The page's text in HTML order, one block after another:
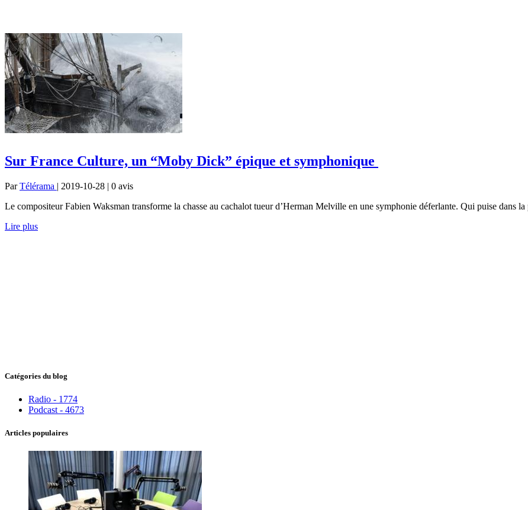
Sur France Culture, un “Moby Dick” épique et symphonique
ParTélérama | 2019-10-28 | 0 avis
Le compositeur Fabien Waksman transforme la chasse au cachalot tueur d’Herman Melville en une symphonie déferlante. Qui puise dans
Lire plus
Catégories du blog
Radio - 1774
Podcast - 4673
Articles populaires